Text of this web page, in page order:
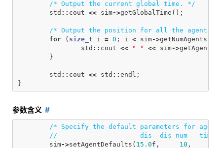
/* Output the current global time. */
std :: cout << sim->getGlobalTime ();
/* Output the position for all the agents.
for
( size_t i = 0 ; i < sim->getNumAgents
std :: cout << " " << sim->
}
std :: cout << std :: endl ;
}
参数含义
/* Specify the default parameters for
//                     dis  dis num
sim->setAgentDefaults ( 15.0f , 10 ,